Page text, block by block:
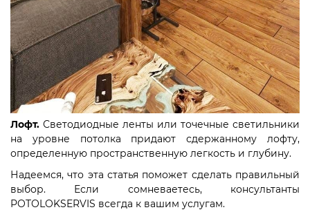
Лофт. Светодиодные ленты или точечные светильники
на уровне потолка придают сдержанному лофту,
определенную пространственную легкость и глубину.
Надеемся, что эта статья поможет сделать правильный
выбор. Если сомневаетесь, консультанты
POTOLOKSERVIS всегда к вашим услугам.